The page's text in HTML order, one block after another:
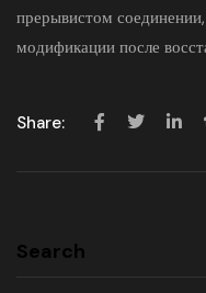
прерывистом
модификации после
Share:
Search